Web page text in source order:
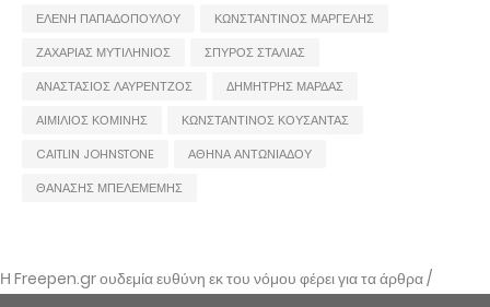
ΕΛΕΝΗ ΠΑΠΑΔΟΠΟΥΛΟΥ
ΚΩΝΣΤΑΝΤΙΝΟΣ ΜΑΡΓΕΛΗΣ
ΖΑΧΑΡΙΑΣ ΜΥΤΙΛΗΝΙΟΣ
ΣΠΥΡΟΣ ΣΤΑΛΙΑΣ
ΑΝΑΣΤΑΣΙΟΣ ΛΑΥΡΕΝΤΖΟΣ
ΔΗΜΗΤΡΗΣ ΜΑΡΔΑΣ
ΑΙΜΙΛΙΟΣ ΚΟΜΙΝΗΣ
ΚΩΝΣΤΑΝΤΙΝΟΣ ΚΟΥΣΑΝΤΑΣ
CAITLIN JOHNSTONE
ΑΘΗΝΑ ΑΝΤΩΝΙΑΔΟΥ
ΘΑΝΑΣΗΣ ΜΠΕΛΕΜΕΜΗΣ
Η Freepen.gr ουδεμία ευθύνη εκ του νόμου φέρει για τα άρθρα /
αναρτήσεις που δημοσιεύονται και απηχούν τις απόψεις των συντακτών